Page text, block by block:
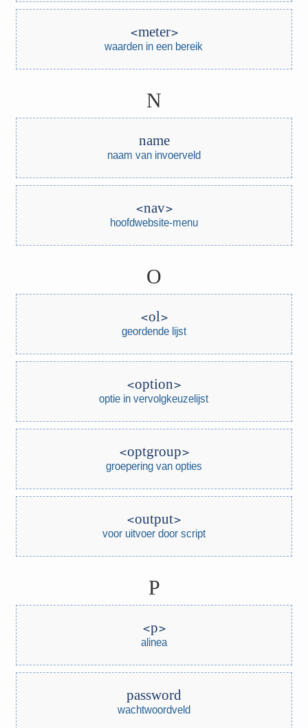
meter
waarden in een bereik
N
name
naam van invoerveld
nav
hoofdwebsite-menu
O
ol
geordende lijst
option
optie in vervolgkeuzelijst
optgroup
groepering van opties
output
voor uitvoer door script
P
p
alinea
password
wachtwoordveld